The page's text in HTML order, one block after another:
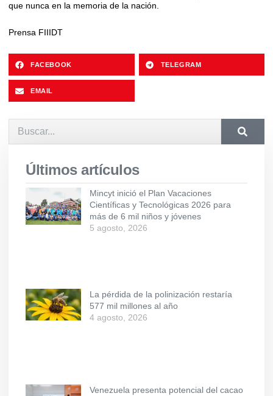
que nunca en la memoria de la nación.
Prensa FIIIDT
FACEBOOK TELEGRAM
EMAIL
Últimos artículos
Mincyt inició el Plan Vacaciones
Científicas y Tecnológicas 2026 para
más de 6 mil niños y jóvenes
5 agosto, 2026
La pérdida de la polinización restaría
577 mil millones al año
4 agosto, 2026
Venezuela presenta potencial del cacao